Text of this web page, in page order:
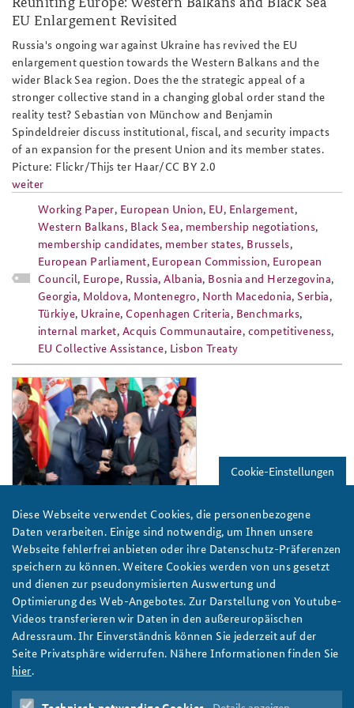
Anfahrt
Freundeskreis
Deutsches Forum Sicherheitspolitik
Arbeitskreis "Junge Sicherheitspolitiker"
Das Sicherheitspolitische Gespräch an der BAKS
Studierendenkonferenz Sicherheitspolitik gestalten
Newsletter-Archiv
EU Enlargement Revisited
Russia's ongoing war against Ukraine has revived the EU
enlargement question towards the Western Balkans and the
wider Black Sea region. Does the the strategic appeal of a
stronger collective stand in a changing global order stand the
reality test? Sebastian von Münchow and Benjamin
Spindeldreier discuss institutional, fiscal, and security impacts
of an expansion for the present Union and its member states.
Picture: Flickr/Thijs ter Haar/CC BY 2.0
weiter
Working Paper, European Union, EU, Enlargement,
Western Balkans, Black Sea, membership negotiations,
membership candidates, member states, Brussels,
European Parliament, European Commission, European
Council, Europe, Russia,Albania, Bosnia and Herzegovina,
Georgia, Moldova, Montenegro, North Macedonia, Serbia,
Türkiye, Ukraine, Copenhagen Criteria, Benchmarks,
internal market, Acquis Communautaire, competitiveness,
EU Collective Assistance, Lisbon Treaty
ap22-
The Berlin Process for the Western Balkans: Four
Recommendations to Achieve Progress
The Berlin process is intended to promote cooperation between
the Western Balkan countries and advance the entire region. In
our Working Paper, Branimir Jovanovic and Mario Holzner argue
that despite some achievements, the process had not been that
successful overall. The authors give four recommendations for
improvements to the process. Picture:
Bundesregierung/Carstensen
Cookie-Einstellungen
Diese Webseite verwendet Cookies, die personenbezogene
Daten verarbeiten. Einige sind notwendig, um Ihnen unsere
Webseite fehlerfrei anbieten oder ihre Datenschutz-Präferenzen
speichern zu können. Weitere Cookies werden von uns gesetzt
und dienen zur pseudonymisierten Auswertung und
Optimierung des Web-Angebotes. Zur Darstellung von Youtube-
Videos transferieren wir Daten in den außereuropäischen
Adressraum. Ihr Einverständnis können Sie jederzeit auf der
Seite Privatsphäre widerrufen. Nähere Informationen finden Sie
hier.